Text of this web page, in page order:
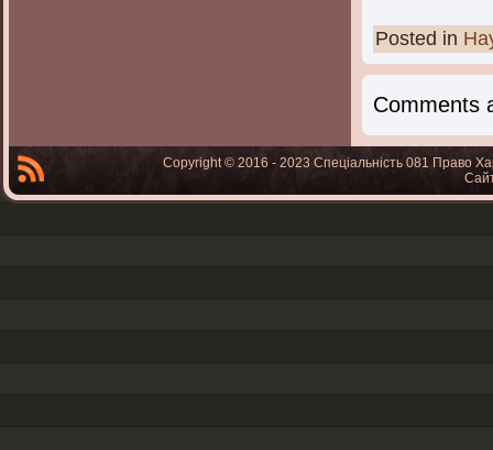
Posted in
Comments
Copyright © 2016 - 2023 Спеціальність 081 Право